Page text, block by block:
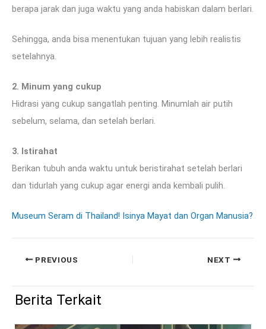
berapa jarak dan juga waktu yang anda habiskan dalam berlari.
Sehingga, anda bisa menentukan tujuan yang lebih realistis
setelahnya.
2. Minum yang cukup
Hidrasi yang cukup sangatlah penting. Minumlah air putih
sebelum, selama, dan setelah berlari.
3. Istirahat
Berikan tubuh anda waktu untuk beristirahat setelah berlari
dan tidurlah yang cukup agar energi anda kembali pulih.
Museum Seram di Thailand! Isinya Mayat dan Organ Manusia?
PREVIOUS NEXT
Berita Terkait